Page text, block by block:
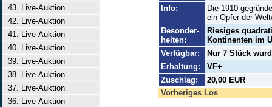
43. Live-Auktion
42. Live-Auktion
41. Live-Auktion
40. Live-Auktion
39. Live-Auktion
38. Live-Auktion
37. Live-Auktion
36. Live-Auktion
Info:
Die 1910
ein Opfer der
Besonder-
heiten:
Riesiges
Kontinenten im
Verfügbar:
Nur 7 Stück
Erhaltung:
VF+
Zuschlag:
20,00 EUR
Vorheriges Los